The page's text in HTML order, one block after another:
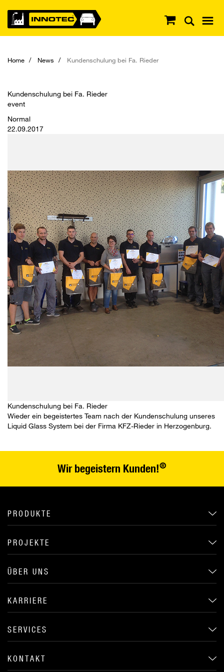
Home News Kundenschulung bei Fa. Rieder
Kundenschulung bei Fa. Rieder
event
Normal
22.09.2017
Kundenschulung bei Fa. Rieder
Wieder ein begeistertes Team nach der Kundenschulung unseres
Liquid Glass System bei der Firma KFZ-Rieder in Herzogenburg.
Wir begeistern Kunden!®
PRODUKTE
PROJEKTE
ÜBER UNS
KARRIERE
SERVICES
KONTAKT